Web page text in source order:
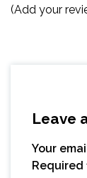
(Add your
Leave
Your
Required